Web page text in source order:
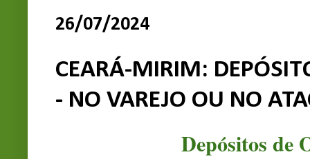
26/07/2024
CEARÁ-MIRIM:
- NO VAREJO OU NO
Depósitos de